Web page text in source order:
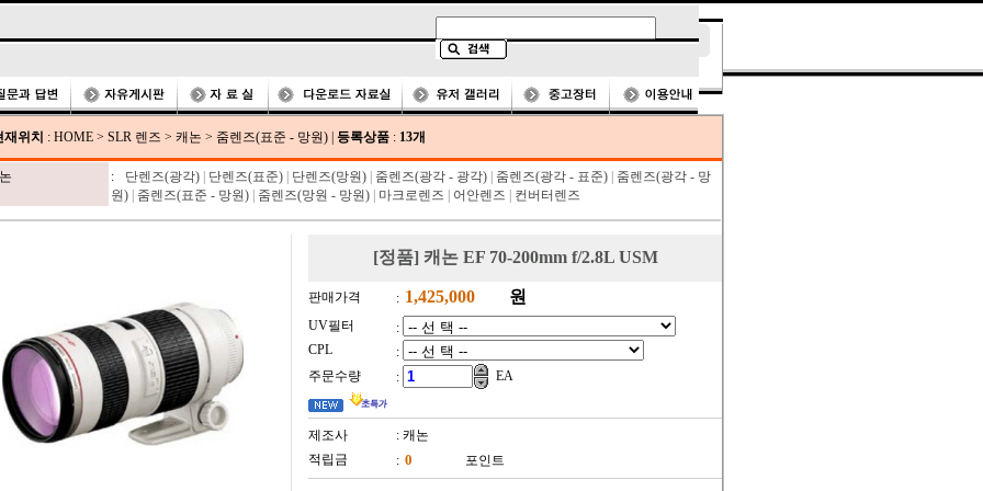
재위치 : HOME > SLR 렌즈 > 캐논 > 줌렌즈(표준 - 망원) 등록상품 : 13개
: 단렌즈(광각) 단렌즈(표준) 단렌즈(망원) 줌렌즈(광각 - 광각) 줌렌즈(광각 - 표준)
줌렌즈(광각 - 망
원)
줌렌즈(표준 - 망원) 줌렌즈(망원 - 망원) 마크로렌즈 어안렌즈 컨버터렌즈
[정품] 캐논 EF 70-200mm f/2.8L USM
판매가격 : 원
UV필터
:
CPL
:
주문수량
: EA
제조사
: 캐논
적립금
: 포인트